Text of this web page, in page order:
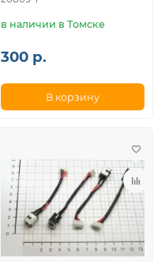
в наличии в Томске
300 р.
В корзину